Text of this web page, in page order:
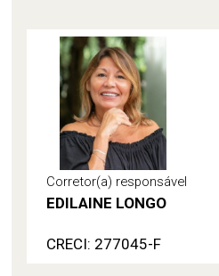
Corretor(a) responsável
EDILAINE LONGO
CRECI: 277045-F